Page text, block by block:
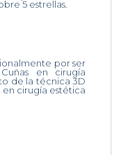
5 estrellas.
por ser
en cirugía
de la técnica 3D
en cirugía estética